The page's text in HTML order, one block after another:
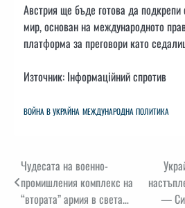
Австрия ще бъде готова да
мир, основан на международното
платформа за преговори като
Източник: Інформаційний спротив
ВОЙНА В УКРАЙНА МЕЖДУНАРОДНА ПОЛИТИКА
Навигация
Чудесата на военно-
промишления комплекс на
“втората” армия в света…
—